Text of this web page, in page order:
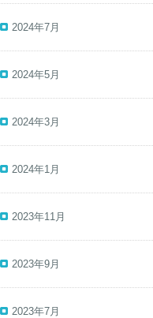
2024年7月
2024年5月
2024年3月
2024年1月
2023年11月
2023年9月
2023年7月